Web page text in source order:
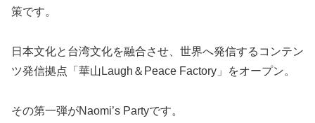
策です。
日本文化と台湾文化を融合させ、世界へ発信するコンテン
ツ発信拠点「華山Laugh＆Peace Factory」をオープン。
その第一弾がNaomi’s Partyです。